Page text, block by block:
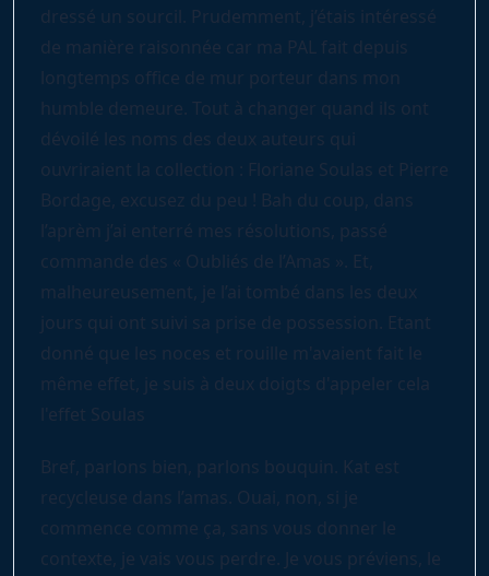
dressé un sourcil. Prudemment, j’étais intéressé
de manière raisonnée car ma PAL fait depuis
longtemps office de mur porteur dans mon
humble demeure. Tout à changer quand ils ont
dévoilé les noms des deux auteurs qui
ouvriraient la collection : Floriane Soulas et Pierre
Bordage, excusez du peu ! Bah du coup, dans
l’aprèm j’ai enterré mes résolutions, passé
commande des « Oubliés de l’Amas ». Et,
malheureusement, je l’ai tombé dans les deux
jours qui ont suivi sa prise de possession. Etant
donné que les noces et rouille m'avaient fait le
même effet, je suis à deux doigts d'appeler cela
l'effet Soulas
Bref, parlons bien, parlons bouquin. Kat est
recycleuse dans l’amas. Ouai, non, si je
commence comme ça, sans vous donner le
contexte, je vais vous perdre. Je vous préviens, le